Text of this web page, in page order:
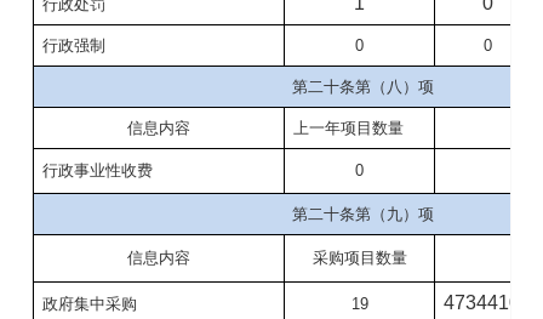
行政处罚
行政强制 0 0
第二十条第（八）项
信息内容 上一年项目数量
行政事业性收费 0
第二十条第（九）项
信息内容 采购项目数量
政府集中采购 19